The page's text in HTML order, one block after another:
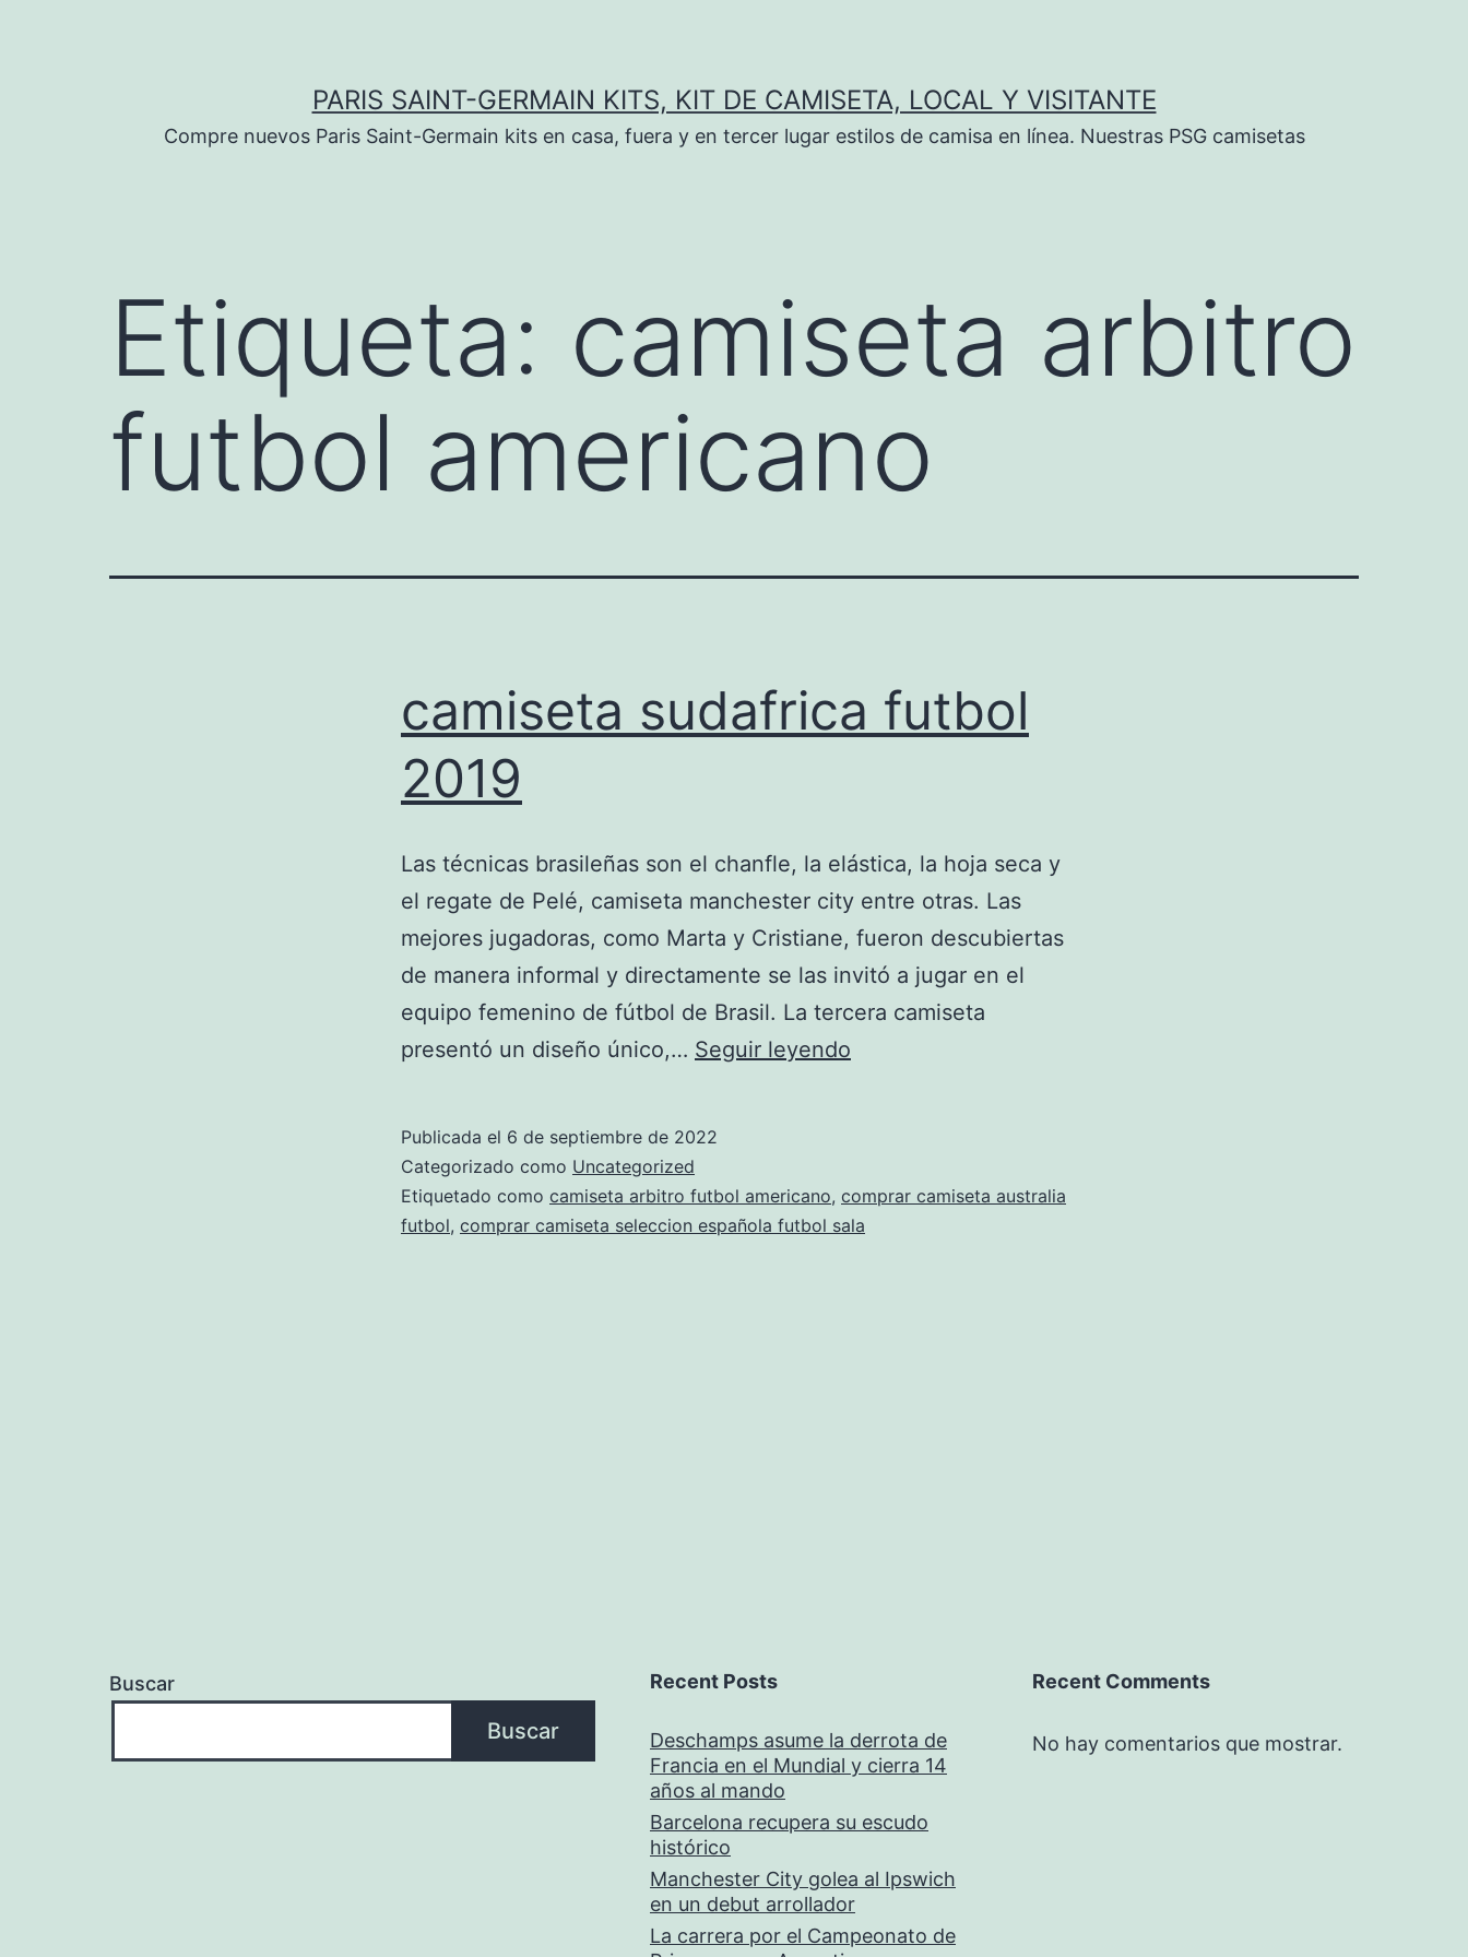
PARIS SAINT-GERMAIN KITS, KIT DE CAMISETA, LOCAL Y VISITANTE
Compre nuevos Paris Saint-Germain kits en casa, fuera y en tercer lugar estilos de camisa en línea. Nuestras PSG camisetas
Etiqueta: camiseta arbitro
futbol americano
camiseta sudafrica futbol
2019
Las técnicas brasileñas son el chanfle, la elástica, la hoja seca y
el regate de Pelé, camiseta manchester city entre otras. Las
mejores jugadoras, como Marta y Cristiane, fueron descubiertas
de manera informal y directamente se las invitó a jugar en el
equipo femenino de fútbol de Brasil. La tercera camiseta
presentó un diseño único,… Seguir leyendo
Publicada el 6 de septiembre de 2022
Categorizado como Uncategorized
Etiquetado como camiseta arbitro futbol americano, comprar camiseta australia
futbol, comprar camiseta seleccion española futbol sala
Buscar
Buscar
Recent Posts
Deschamps asume la derrota de
Francia en el Mundial y cierra 14
años al mando
Barcelona recupera su escudo
histórico
Manchester City golea al Ipswich
en un debut arrollador
La carrera por el Campeonato de
Recent Comments
No hay comentarios que mostrar.